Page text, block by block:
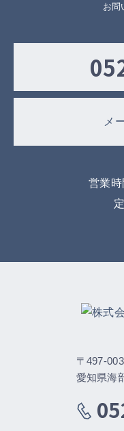
お問
メ
営業
〒497-
愛知県海